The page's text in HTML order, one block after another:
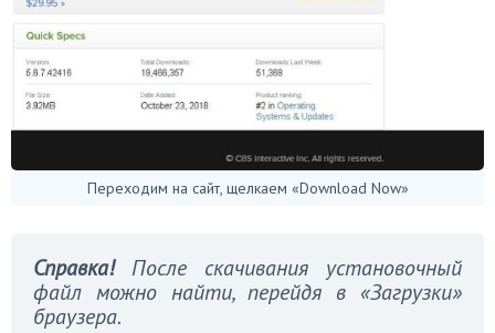
Переходим на сайт, щелкаем «Download Now»
Справка!После скачивания установочный
файл можно найти, перейдя в «Загрузки»
браузера.